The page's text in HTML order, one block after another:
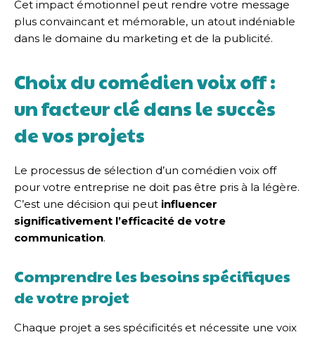
Cet impact émotionnel peut rendre votre message
plus convaincant et mémorable, un atout indéniable
dans le domaine du marketing et de la publicité.
Choix du comédien voix off :
un facteur clé dans le succès
de vos projets
Le processus de sélection d’un comédien voix off
pour votre entreprise ne doit pas être pris à la légère.
C’est une décision qui peut influencer
significativement l’efficacité de votre
communication.
Comprendre les besoins spécifiques
de votre projet
Chaque projet a ses spécificités et nécessite une voix